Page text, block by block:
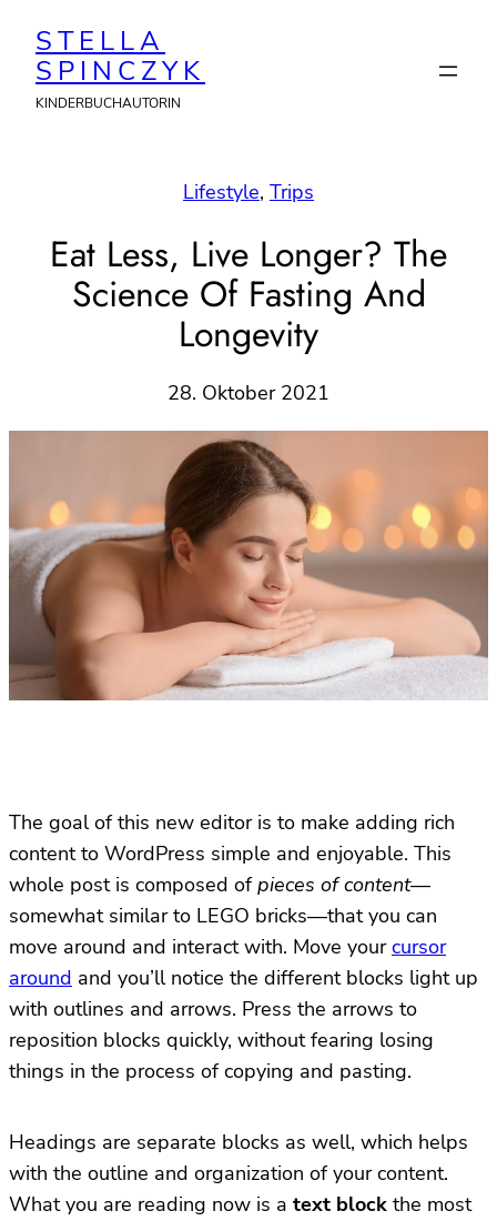
Inhalt
springen
STELLA
SPINCZYK
KINDERBUCHAUTORIN
Lifestyle, Trips
Eat Less, Live Longer? The
Science Of Fasting And
Longevity
28. Oktober 2021
The goal of this new editor is to make adding rich
content to WordPress simple and enjoyable. This
whole post is composed ofpieces of content—
somewhat similar to LEGO bricks—that you can
move around and interact with. Move yourcursor
around and you’ll notice the different blocks light up
with outlines and arrows. Press the arrows to
reposition blocks quickly, without fearing losing
things in the process of copying and pasting.
Headings are separate blocks as well, which helps
with the outline and organization of your content.
What you are reading now is a text block the most